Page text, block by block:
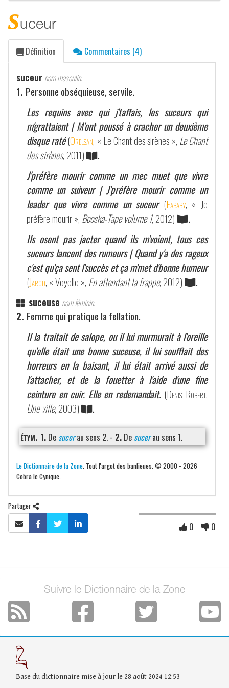
suceur
Définition Commentaires (4)
suceur nom masculin.
1. Personne obséquieuse, servile.
Les requins avec qui j'taffais, les suceurs qui
m'grattaient | M'ont poussé à cracher un deuxième
disque raté(Orelsan, « Le Chant des sirènes », Le Chant
des sirènes, 2011)
.
J'préfère mourir comme un mec muet que vivre
comme un suiveur | J'préfère mourir comme un
leader que vivre comme un suceur (Fababy, « Je
préfère mourir », Booska-Tape volume 1, 2012)
.
Ils osent pas jacter quand ils m'voient, tous ces
suceurs lancent des rumeurs | Quand y'a des rageux
c'est qu'ça sent l'succès et ça m'met d'bonne humeur
(Jarod, « Voyelle », En attendant la frappe, 2012) .
suceuse nom féminin.
2. Femme qui pratique la fellation.
Il la traitait de salope, ou il lui murmurait à l'oreille
qu'elle était une bonne suceuse, il lui soufflait des
horreurs en la baisant, il lui était arrivé aussi de
l'attacher, et de la fouetter à l'aide d'une fine
ceinture en cuir. Elle en redemandait. (Denis Robert,
Une ville, 2003)
.
étym. 1. De sucerau sens 2. - 2. De sucerau sens 1.
Le Dictionnaire de la Zone . Tout l'argot des banlieues. © 2000 - 2026
Cobra le Cynique.
Partager
0 0
Suivre le Dictionnaire de la Zone
Base du dictionnaire mise à jour le 28 août 2024 12:53